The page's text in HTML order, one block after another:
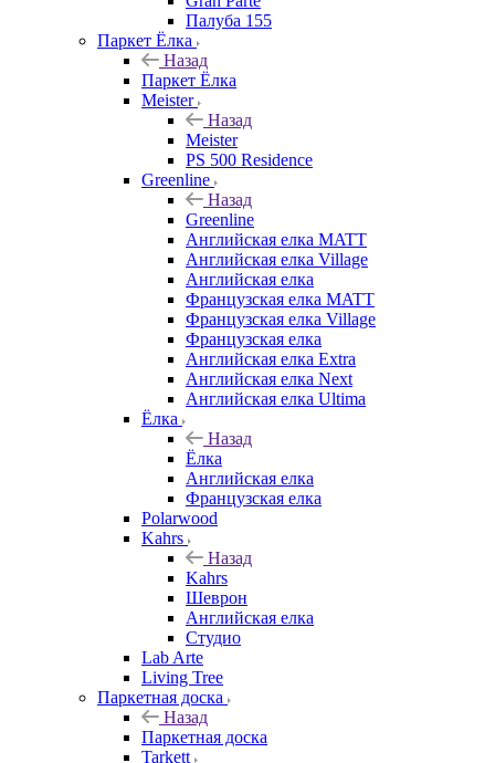
Палуба 155
Паркет Ёлка
Назад
Паркет Ёлка
Meister
Назад
Meister
PS 500 Residence
Greenline
Назад
Greenline
Английская елка MATT
Английская елка Village
Английская елка
Французская елка MATT
Французская елка Village
Французская елка
Английская елка Extra
Английская елка Next
Английская елка Ultima
Ёлка
Назад
Ёлка
Английская елка
Французская елка
Polarwood
Kahrs
Назад
Kahrs
Шеврон
Английская елка
Студио
Lab Arte
Living Tree
Паркетная доска
Назад
Паркетная доска
Tarkett